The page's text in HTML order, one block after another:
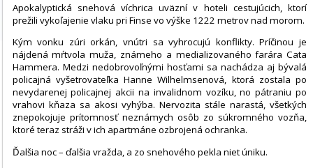
Apokalyptická snehová víchrica uväzní v hoteli cestujúcich, ktorí
prežili vykoľajenie vlaku pri Finse vo výške 1222 metrov nad morom.
Kým vonku zúri orkán, vnútri sa vyhrocujú konflikty. Príčinou je
nájdená mŕtvola muža, známeho a medializovaného farára Cata
Hammera. Medzi nedobrovoľnými hosťami sa nachádza aj bývalá
policajná vyšetrovateľka Hanne Wilhelmsenová, ktorá zostala po
nevydarenej policajnej akcii na invalidnom vozíku, no pátraniu po
vrahovi kňaza sa akosi vyhýba. Nervozita stále narastá, všetkých
znepokojuje prítomnosť neznámych osôb zo súkromného vozňa,
ktoré teraz stráži v ich apartmáne ozbrojená ochranka.
Ďalšia noc – ďalšia vražda, a zo snehového pekla niet úniku.